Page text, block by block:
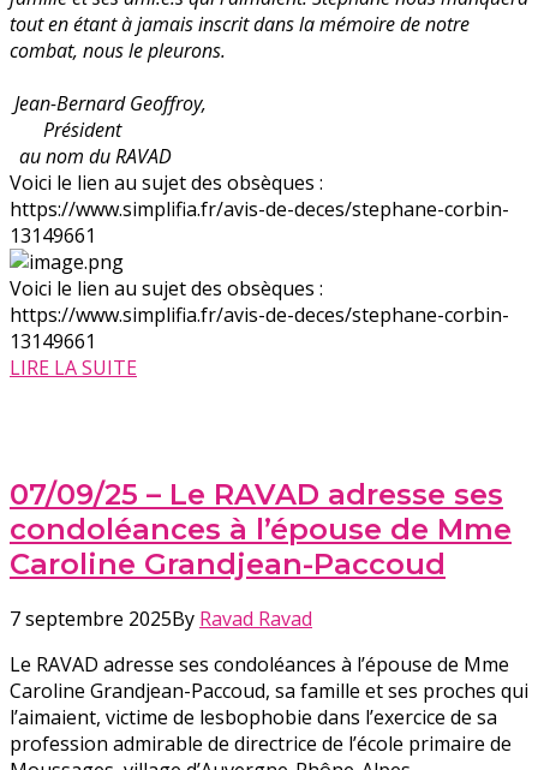
tout en étant à jamais inscrit dans la mémoire de notre
combat, nous le pleurons.
Jean-Bernard Geoffroy,
Président
au nom du RAVAD
Voici le lien au sujet des obsèques :
https://www.simplifia.fr/avis-de-deces/stephane-corbin-
13149661
Voici le lien au sujet des obsèques :
https://www.simplifia.fr/avis-de-deces/stephane-corbin-
13149661
LIRE LA SUITE
07/09/25 – Le RAVAD adresse ses
condoléances à l’épouse de Mme
Caroline Grandjean-Paccoud
7 septembre 2025By Ravad Ravad
Le RAVAD adresse ses condoléances à l’épouse de Mme
Caroline Grandjean-Paccoud, sa famille et ses proches qui
l’aimaient, victime de lesbophobie dans l’exercice de sa
profession admirable de directrice de l’école primaire de